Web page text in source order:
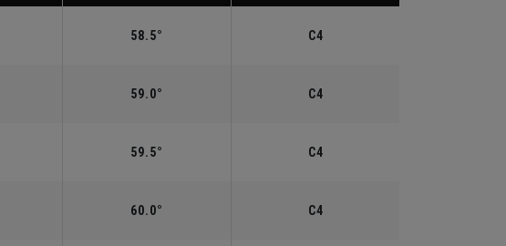
58.5° C4
59.0° C4
59.5° C4
60.0° C4